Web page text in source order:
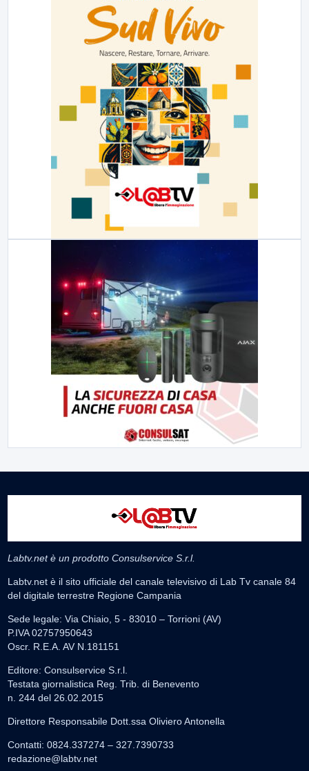
Labtv.net è un prodotto Consulservice S.r.l.
Labtv.net è il sito ufficiale del canale televisivo di Lab Tv canale 84
del digitale terrestre Regione Campania
Sede legale: Via Chiaio, 5 - 83010 – Torrioni (AV)
P.IVA 02757950643
Oscr. R.E.A. AV N.181151
Editore: Consulservice S.r.l.
Testata giornalistica Reg. Trib. di Benevento
n. 244 del 26.02.2015
Direttore Responsabile Dott.ssa Oliviero Antonella
Contatti: 0824.337274 – 327.7390733
redazione@labtv.net